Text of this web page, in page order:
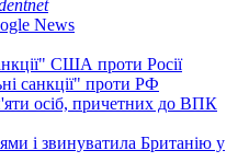
News
США проти Росії
санкції" проти РФ
осіб, причетних до ВПК
і звинуватила Британію у